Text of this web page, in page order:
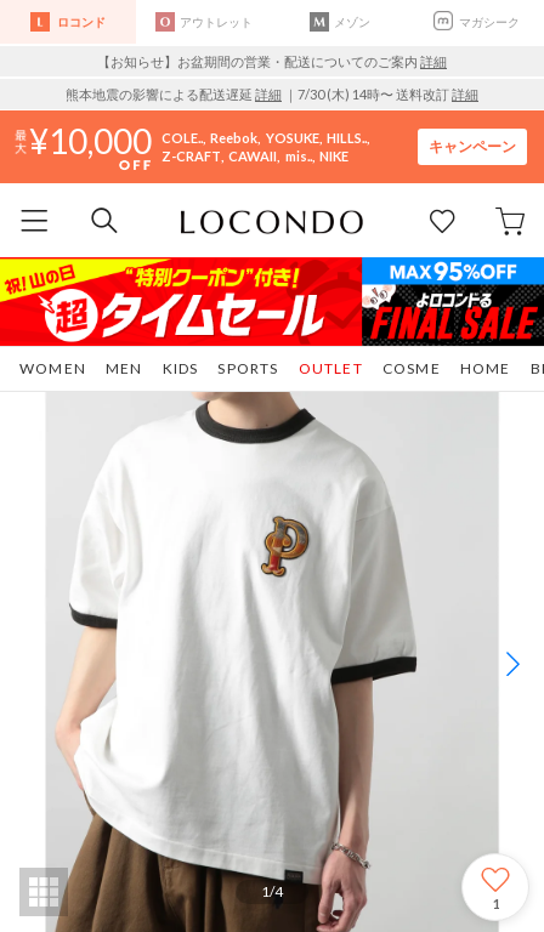
ロコンド アウトレット メゾン マガシーク
【お知らせ】お盆期間の営業・配送についてのご案内 詳細
熊本地震の影響による配送遅延 詳細 ｜7/30 (木) 14時〜 送料改訂詳細
10,000 COLE.. Reebok YOSUKE HILLS..
Z-CRAFT CAWAII mis.. NIKE
キャンペーン
WOMEN MEN KIDS SPORTS COSME HOME
OUTLET
1/4
1